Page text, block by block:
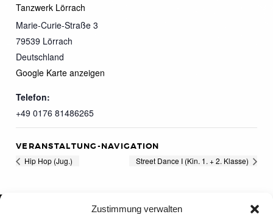
Zustimmung verwalten
Tanzwerk Lörrach
Marie-Curie-Straße 3
79539 Lörrach
Deutschland
Google Karte anzeigen
Telefon:
+49 0176 81486265
VERANSTALTUNG-NAVIGATION
Hip Hop (Jug.) Street Dance I (Kin. 1. + 2. Klasse)